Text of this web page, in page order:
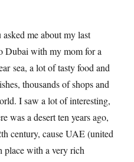
me about my last
Dubai with my mom for a
sea, a lot of tasty food and
thousands of shops and
I saw a lot of interesting,
was a desert ten years ago,
century, cause UAE (united
place with a very rich